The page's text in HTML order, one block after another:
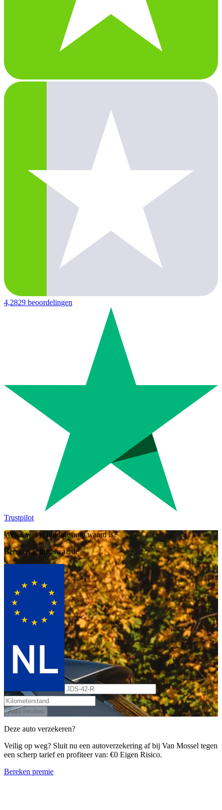
4,2829 beoordelingen
Trustpilot
Weten wat je huidige auto waard is?
Bereken je inruilwaarde
Auto inruilen
Deze auto verzekeren?
Veilig op weg? Sluit nu een autoverzekering af bij Van Mossel tegen
een scherp tarief en profiteer van: €0 Eigen Risico.
Bereken premie